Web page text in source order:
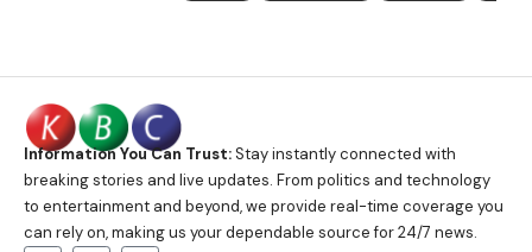
Information You Can Trust:Stay instantly connected with
breaking stories and live updates. From politics and technology
to entertainment and beyond, we provide real-time coverage you
can rely on, making us your dependable source for 24/7 news.